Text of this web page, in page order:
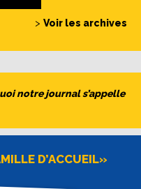
> Voir les archives
notre journal s’appelle
D’ACCUEIL»